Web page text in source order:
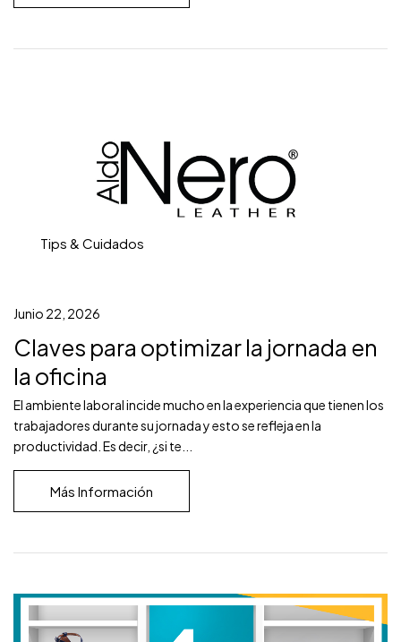
Tips & Cuidados
Junio 22, 2026
Claves para optimizar la jornada en
la oficina
El ambiente laboral incide mucho en la experiencia que tienen los
trabajadores durante su jornada y esto se refleja en la
productividad. Es decir, ¿si te...
Más Información